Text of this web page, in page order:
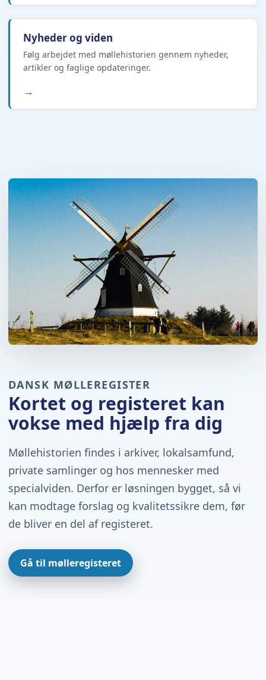
Nyheder og viden
Følg arbejdet med møllehistorien gennem nyheder,
artikler og faglige opdateringer.
→
DANSK MØLLEREGISTER
Kortet og registeret kan
vokse med hjælp fra dig
Møllehistorien findes i arkiver, lokalsamfund,
private samlinger og hos mennesker med
specialviden. Derfor er løsningen bygget, så vi
kan modtage forslag og kvalitetssikre dem, før
de bliver en del af registeret.
Gå til mølleregisteret